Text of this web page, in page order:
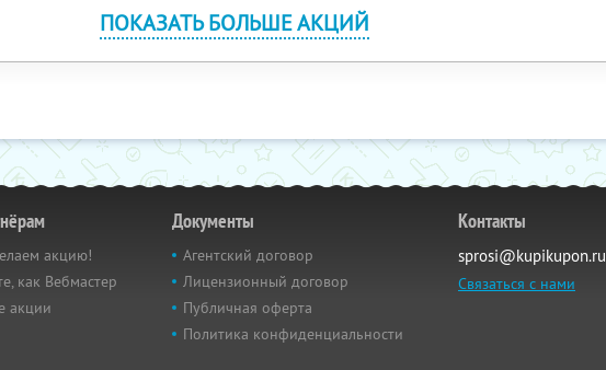
ПОКАЗАТЬ БОЛЬШЕ АКЦИЙ
акцию!
как Вебмастер
акции
Документы
Агентский договор
Лицензионный договор
Публичная оферта
Политика конфиденциальности
Контакты
sprosi@kupikupon.ru
Связаться с нами